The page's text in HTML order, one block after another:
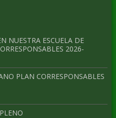
NUESTRA ESCUELA DE
2026-
PLAN CORRESPONSABLES